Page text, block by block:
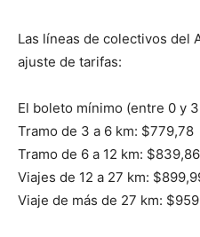
Las líneas de colectivos del
ajuste de tarifas:
El boleto mínimo (entre 0 y
Tramo de 3 a 6 km: $779,78
Tramo de 6 a 12 km: $839,86
Viajes de 12 a 27 km:
Viaje de más de 27 km: